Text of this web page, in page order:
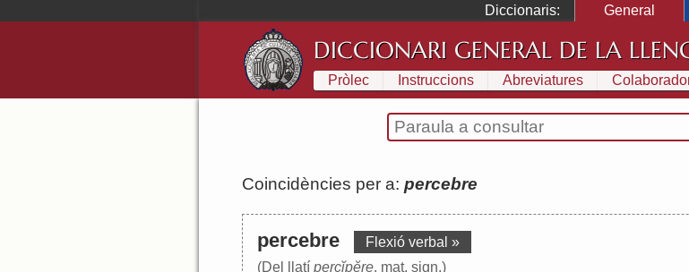
Diccionaris: General
DICCIONARI GENERAL DE LA
Pròlec Instruccions Abreviatures
Coincidències per a: percebre
percebre
Flexió verbal »
(Del llatí percĭpĕre, mat. sign.)